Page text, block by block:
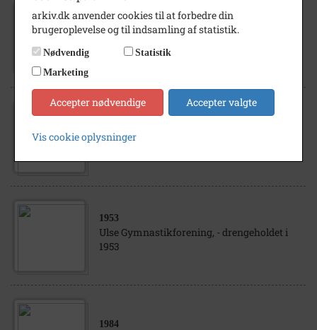
1973
1968- 1969
Klassebillede, Hylleholt Skole, Faxe
Ladeplads. 1. real 1968-69
1953
Ulse Gymnastikforening, - drengeholdet i
1953
1984
arkiv.dk anvender cookies til at forbedre din
brugeroplevelse og til indsamling af statistik.
Nødvendig
Statistik
Marketing
Accepter nødvendige Accepter valgte
Vis cookie oplysninger